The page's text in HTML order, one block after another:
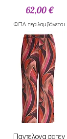
Τιμή
62,00 €
ΦΠΑ περιλαμβάνεται
Παντελονα σατεν